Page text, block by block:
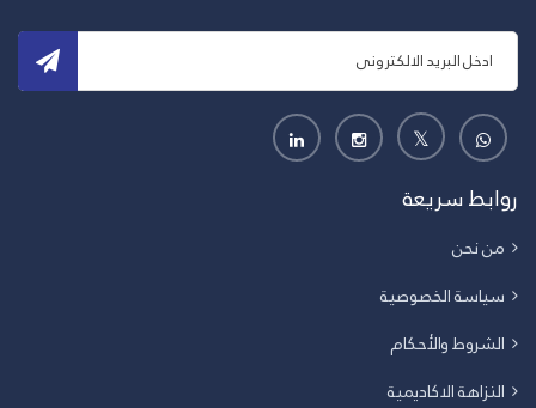
روابط سريعة
من نحن
سياسة الخصوصية
الشروط والأحكام
النزاهة الاكاديمية